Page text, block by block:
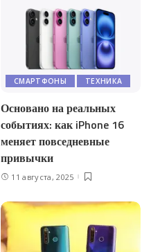
СМАРТФОНЫ ТЕХНИКА
Основано на реальных
событиях: как iPhone 16
меняет повседневные
привычки
11 августа, 2025